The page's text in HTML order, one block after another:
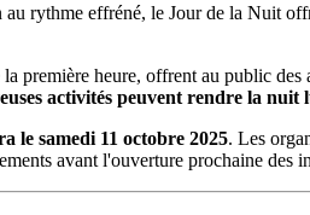
rythme effréné, le Jour de la Nuit
première heure, offrent au public
activités peuvent rendre la nuit
le samedi 11 octobre 2025. Les
avant l'ouverture prochaine des